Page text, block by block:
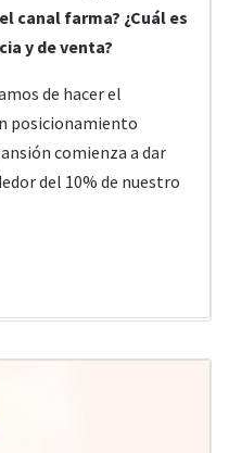
canal farma? ¿Cuál es
y de venta?
de hacer el
posicionamiento
comienza a dar
del 10% de nuestro